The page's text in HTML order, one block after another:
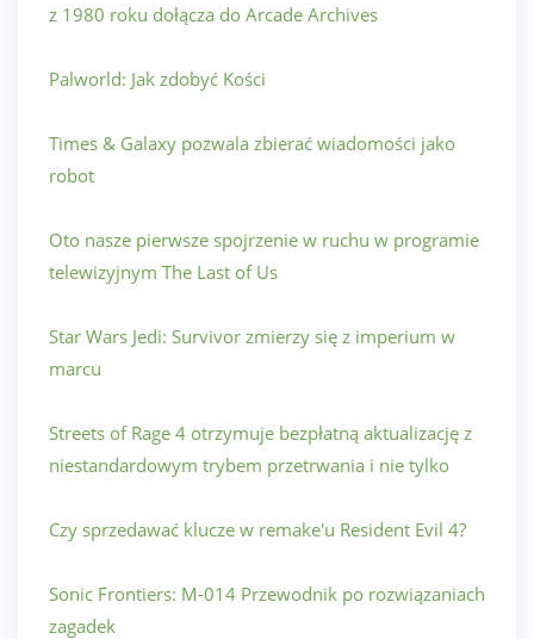
z 1980 roku dołącza do Arcade Archives
Palworld: Jak zdobyć Kości
Times & Galaxy pozwala zbierać wiadomości jako
robot
Oto nasze pierwsze spojrzenie w ruchu w programie
telewizyjnym The Last of Us
Star Wars Jedi: Survivor zmierzy się z imperium w
marcu
Streets of Rage 4 otrzymuje bezpłatną aktualizację z
niestandardowym trybem przetrwania i nie tylko
Czy sprzedawać klucze w remake'u Resident Evil 4?
Sonic Frontiers: M-014 Przewodnik po rozwiązaniach
zagadek